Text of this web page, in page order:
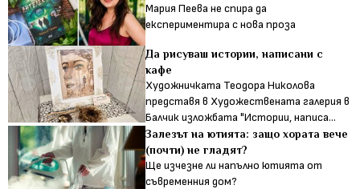
Мария Пеева не спира да
експериментира с нова проза
Да рисуваш истории, написани с
кафе
Художничката Теодора Николова
представя в Художествената галерия в
Балчик изложбата "Истории, написа...
Залезът на ютията: защо хората вече
(почти) не гладят?
Ще изчезне ли напълно ютията от
съвременния дом?